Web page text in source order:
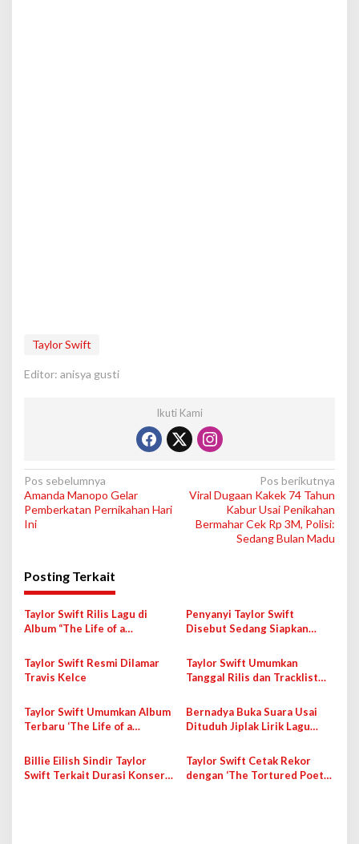
Taylor Swift
Editor: anisya gusti
Ikuti Kami
N
a
v
g
a
s
p
o
s
Pos sebelumnya
Amanda Manopo Gelar
Pemberkatan Pernikahan Hari
Ini
Pos berikutnya
Viral Dugaan Kakek 74 Tahun
Kabur Usai Penikahan
Bermahar Cek Rp 3M, Polisi:
Sedang Bulan Madu
Posting Terkait
Taylor Swift Rilis Lagu di
Album “The Life of a
Satunya Milik George
Michael
Penyanyi Taylor Swift
Disebut Sedang Siapkan
Showgirl”
Taylor Swift Resmi Dilamar
Travis Kelce
Taylor Swift Umumkan
Tanggal Rilis dan Tracklist
Taylor Swift Umumkan Album
Terbaru ‘The Life of a
Bernadya Buka Suara Usai
Dituduh Jiplak Lirik Lagu
Billie Eilish Sindir Taylor
Swift Terkait Durasi Konser
Taylor Swift Cetak Rekor
dengan ‘The Tortured Poets